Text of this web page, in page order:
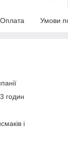
Оплата Умови
годин
і